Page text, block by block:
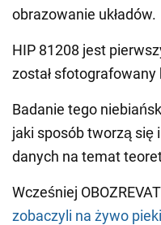
obrazowanie układów.
HIP 81208 jest
został sfotografowany
Badanie tego
jaki sposób tworzą się
danych na temat
Wcześniej
zobaczyli na żywo